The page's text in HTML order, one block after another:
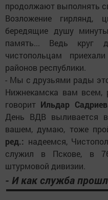
продолжают выполнять
Возложение гирлянд,
бередящие душу
память... Ведь круг
чистопольцам
районов республики.
- Мы с друзьями рады
Нижнекамска вам всем,
говорит Ильдар
День ВДВ выливается
вашем, думаю, тоже
ред.: надеемся,
служил в Пскове, в
штурмовой дивизии.
- И как служба